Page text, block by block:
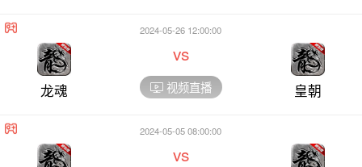
龙魂
2024-05-26 12:00:00
vs
视频直播 皇朝
2024-05-05 08:00:00
vs